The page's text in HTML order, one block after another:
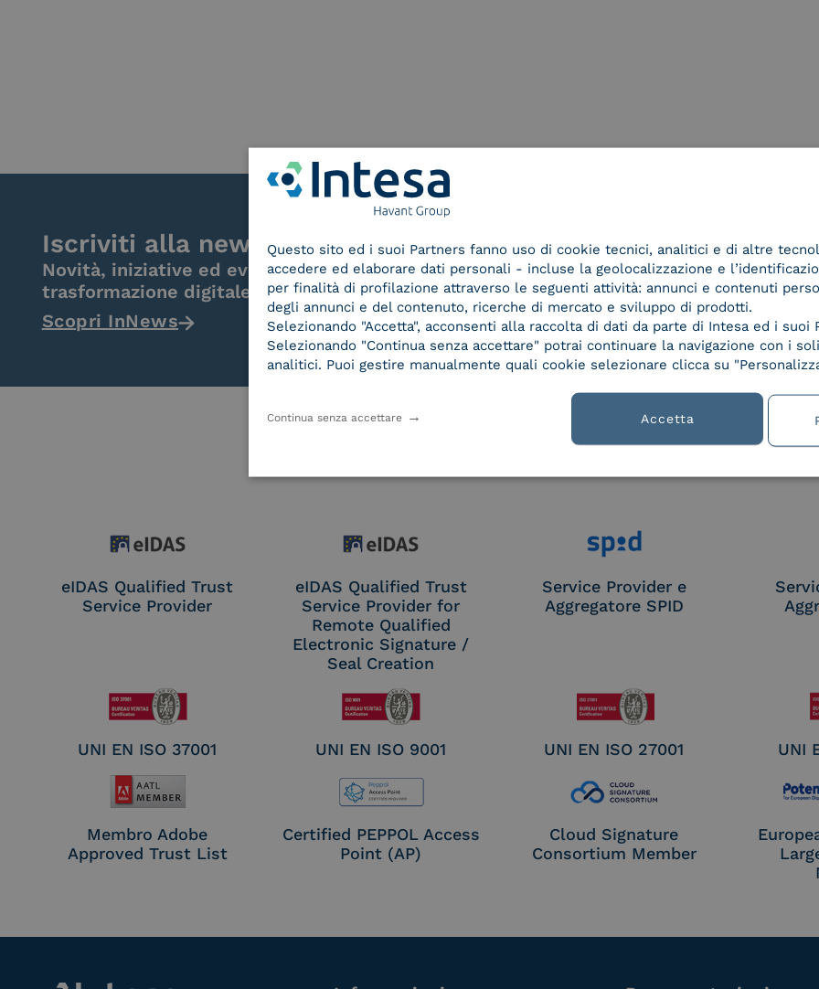
Iscriviti alla newsletter
Novità, iniziative ed eventi dal mondo della
trasformazione digitale.
Scopri InNews
Le nostre certificazioni
eIDAS Qualified Trust
Service Provider
eIDAS Qualified Trust
Service Provider for
Remote Qualified
Electronic Signature /
Seal Creation
Service Provider e
Aggregatore SPID
UNI EN ISO 37001 UNI EN ISO 9001 UNI EN ISO 27001 UNI
Membro Adobe
Approved Trust List
Certified PEPPOL Access
Point (AP)
Cloud Signature
Consortium Member
Questo sito ed i suoi Partners fanno uso di cookie tecnici, analitici e di altre
accedere ed elaborare dati personali - incluse la geolocalizzazione e
per finalità di profilazione attraverso le seguenti attività: annunci e contenuti
degli annunci e del contenuto, ricerche di mercato e sviluppo di prodotti.
Selezionando "Accetta", acconsenti alla raccolta di dati da parte di Intesa ed i suoi
Selezionando "Continua senza accettare" potrai continuare la navigazione con i
analitici. Puoi gestire manualmente quali cookie selezionare clicca su
Accetta
Continua senza accettare